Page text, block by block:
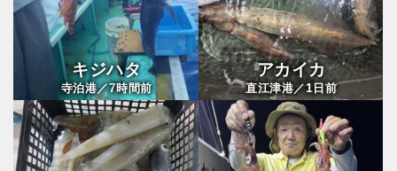
キジハタ
寺泊港／7時間前
アカイカ
直江津港／1日前